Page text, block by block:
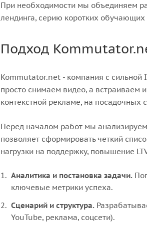
При необходимости мы объединяем
лендинга, серию коротких
Подход
Kommutator.net - компания с сильной
просто снимаем видео, а встраиваем
контекстной рекламе, на посадочных
Перед началом работ мы
позволяет сформировать четкий
нагрузки на поддержку, повышение
Аналитика и постановка задачи.
ключевые метрики успеха.
Сценарий и структура.
YouTube, реклама, соцсети).